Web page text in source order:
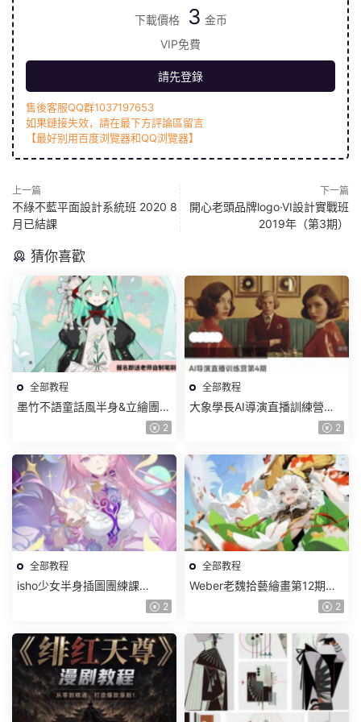
下載價格 3 金币
VIP免費
請先登錄
售後客服QQ群1037197653
如果鏈接失效，請在最下方評論區留言
【最好别用百度浏覽器和QQ浏覽器】
上一篇
不綠不藍平面設計系統班 2020 8
月已結課
下一篇
開心老頭品牌logo·VI設計實戰班
2019年（第3期）
猜你喜歡
全部教程
墨竹不語童話風半身&立繪團練
課2026【畫質高清有課件筆 2
全部教程
大象學長AI導演直播訓練營第4
期2026【畫質高清有資料】 2
全部教程
isho少女半身插圖團練課
2026【畫質高清隻有視頻】 2
全部教程
Weber老魏拾藝繪畫第12期角
色特訓班【畫質不錯隻有視
2